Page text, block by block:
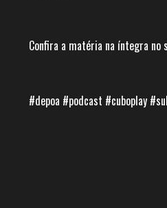
Confira a matéria na íntegra no
#depoa #podcast #cuboplay